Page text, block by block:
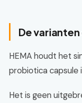
De varianten
HEMA houdt het
probiotica capsule
Het is geen